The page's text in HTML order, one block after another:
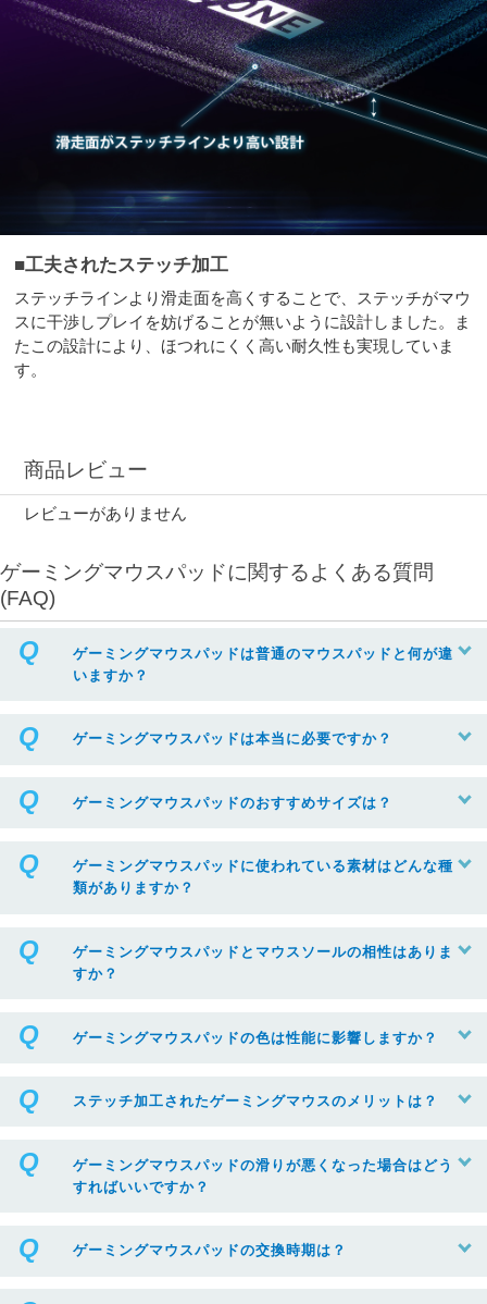
■工夫されたステッチ加工
ステッチラインより滑走面を高くすることで、ステッチがマウ
スに干渉しプレイを妨げることが無いように設計しました。ま
たこの設計により、ほつれにくく高い耐久性も実現していま
す。
商品レビュー
レビューがありません
ゲーミングマウスパッドに関するよくある質問
(FAQ)
ゲーミングマウスパッドは普通のマウスパッドと何が違
いますか？
ゲーミングマウスパッドは本当に必要ですか？
ゲーミングマウスパッドのおすすめサイズは？
ゲーミングマウスパッドに使われている素材はどんな種
類がありますか？
ゲーミングマウスパッドとマウスソールの相性はありま
すか？
ゲーミングマウスパッドの色は性能に影響しますか？
ステッチ加工されたゲーミングマウスのメリットは？
ゲーミングマウスパッドの滑りが悪くなった場合はどう
すればいいですか？
ゲーミングマウスパッドの交換時期は？